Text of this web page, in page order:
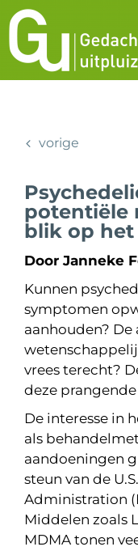
Ga
naar
inhoud
vorige
potentiële
blik op het
Door Janneke
Kunnen
symptomen
aanhouden?
vrees terecht?
deze
De interesse in
als
aandoeningen
steun van de
Administration
Middelen zoals
MDMA tonen